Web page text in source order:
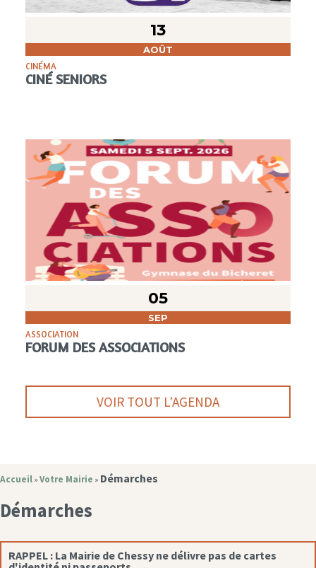
13
AOÛT
CINÉMA
CINÉ SENIORS
05
SEP
ASSOCIATION
FORUM DES ASSOCIATIONS
VOIR TOUT L'AGENDA
Accueil » Votre Mairie » Démarches
Démarches
RAPPEL : La Mairie de Chessy ne délivre pas de cartes